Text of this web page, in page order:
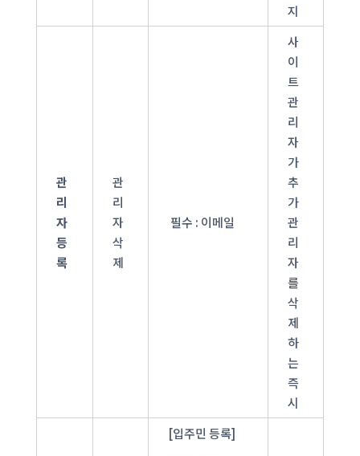
지
관
리
자
등
록
관
리
자
삭
제
필수 : 이메일
사
이
트
관
리
자
가
추
가
관
리
자
를
삭
제
하
는
즉
시
[입주민 등록]